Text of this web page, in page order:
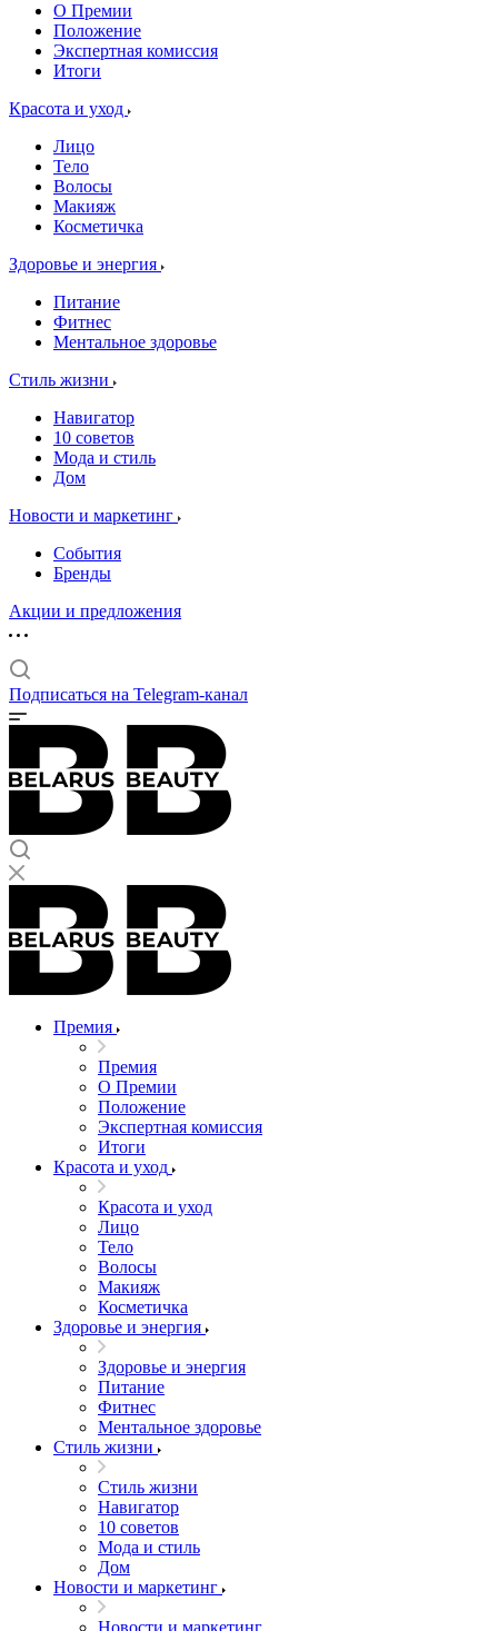
О Премии
Положение
Экспертная комиссия
Итоги
Красота и уход
Лицо
Тело
Волосы
Макияж
Косметичка
Здоровье и энергия
Питание
Фитнес
Ментальное здоровье
Стиль жизни
Навигатор
10 советов
Мода и стиль
Дом
Новости и маркетинг
События
Бренды
Акции и предложения
Подписаться на Telegram-канал
Премия
Премия
О Премии
Положение
Экспертная комиссия
Итоги
Красота и уход
Красота и уход
Лицо
Тело
Волосы
Макияж
Косметичка
Здоровье и энергия
Здоровье и энергия
Питание
Фитнес
Ментальное здоровье
Стиль жизни
Стиль жизни
Навигатор
10 советов
Мода и стиль
Дом
Новости и маркетинг
Новости и маркетинг